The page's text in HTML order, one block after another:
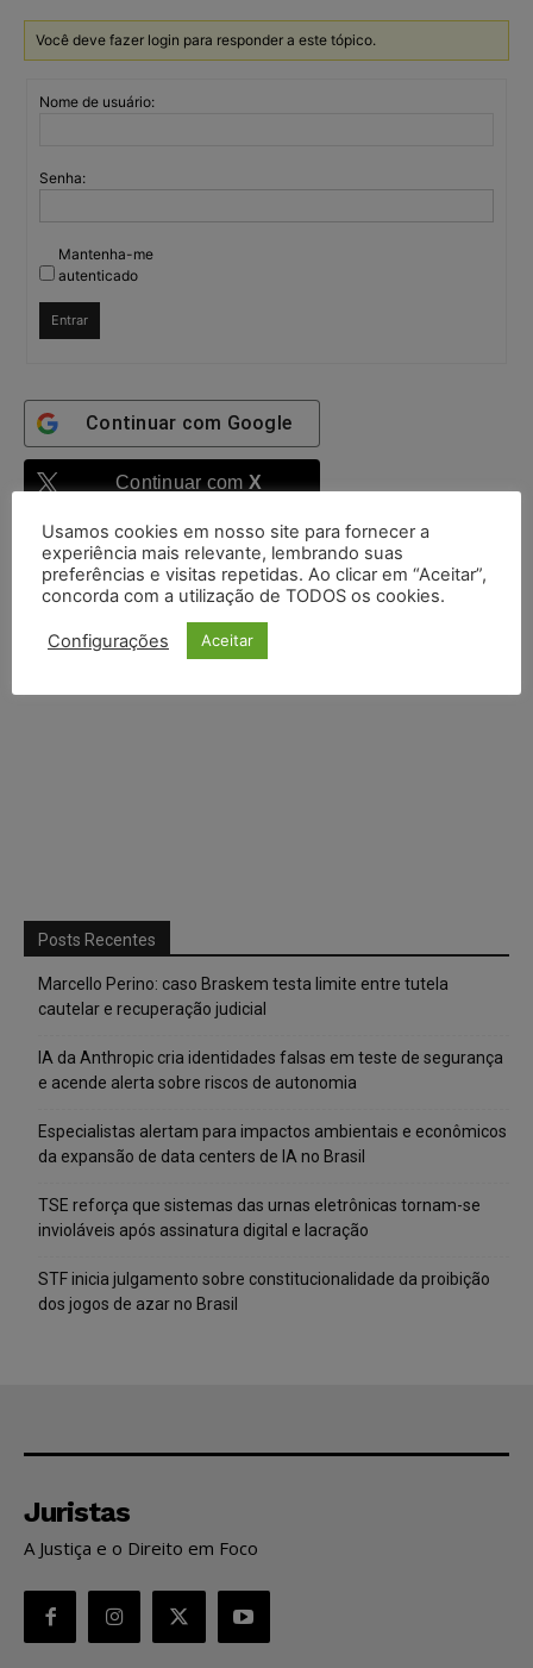
Você deve fazer login para responder a este tópico.
Nome de usuário:
Senha:
Mantenha-me
autenticado
Entrar
Continuar com Google
Continuar com X
Posts Recentes
Marcello Perino: caso Braskem testa limite entre tutela
cautelar e recuperação judicial
IA da Anthropic cria identidades falsas em teste de segurança
e acende alerta sobre riscos de autonomia
Especialistas alertam para impactos ambientais e econômicos
da expansão de data centers de IA no Brasil
TSE reforça que sistemas das urnas eletrônicas tornam-se
invioláveis após assinatura digital e lacração
STF inicia julgamento sobre constitucionalidade da proibição
dos jogos de azar no Brasil
Juristas
A Justiça e o Direito em Foco
Usamos cookies em nosso site para fornecer a
experiência mais relevante, lembrando suas
preferências e visitas repetidas. Ao clicar em “Aceitar”,
concorda com a utilização de TODOS os cookies.
Configurações Aceitar